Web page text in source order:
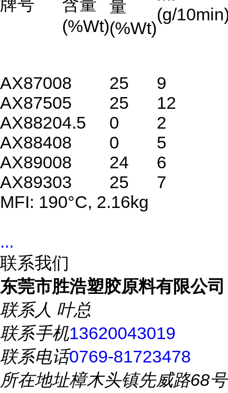
牌号
含量
(%Wt)
量
(%Wt)
(g/
AX87008 25
9
AX87505 25
12
AX88204.5 0
2
AX88408 0
5
AX89008 24
6
AX89303 25
7
MFI: 190°C, 2.16kg
...
联系我们
东莞市胜浩塑胶原料有限公司
联系人 叶总
联系手机13620043019
联系电话0769-81723478
所在地址樟木头镇先威路68号